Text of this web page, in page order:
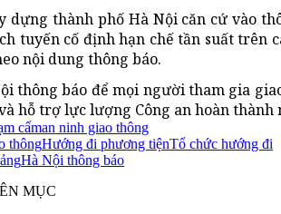
dựng thành phố Hà Nội căn cứ vào
tuyến cố định hạn chế tần suất trên
nội dung thông báo.
thông báo để mọi người tham gia
hỗ trợ lực lượng Công an hoàn thành
cấman ninh giao thông
thôngHướng đi phương tiệnTổ chức hướng đi
Hà Nội thông báo
MỤC